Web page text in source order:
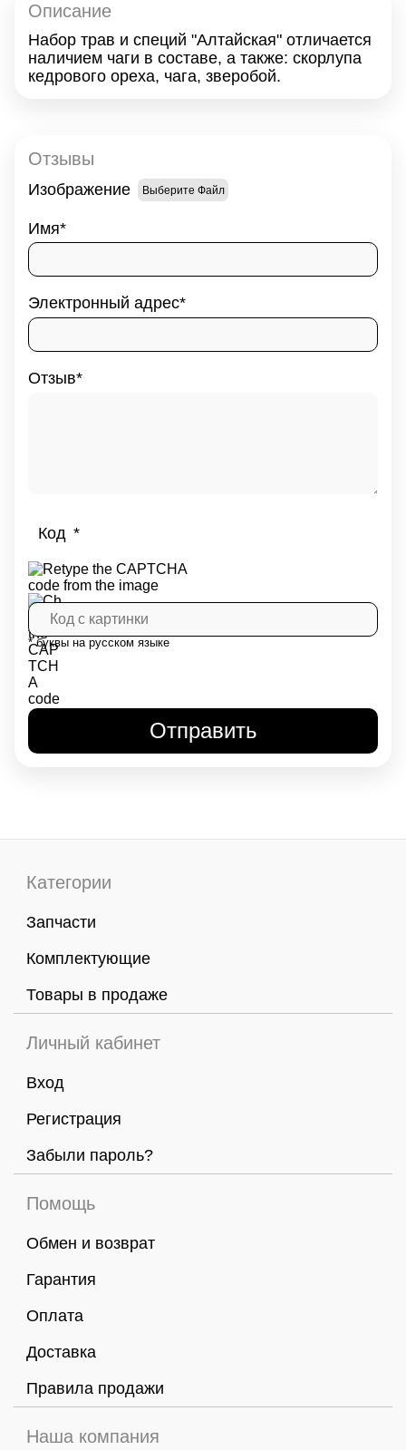
Описание
Набор трав и специй "Алтайская" отличается
наличием чаги в составе, а также: скорлупа
кедрового ореха, чага, зверобой.
Отзывы
Изображение Выберите Файл
Имя
Электронный адрес
Отзыв
Код
* буквы на русском языке
Категории
Запчасти
Комплектующие
Товары в продаже
Личный кабинет
Вход
Регистрация
Забыли пароль?
Помощь
Обмен и возврат
Гарантия
Оплата
Доставка
Правила продажи
Наша компания